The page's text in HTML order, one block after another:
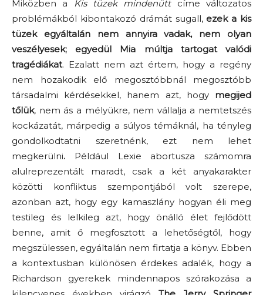
Miközben a Kis tüzek mindenüttcíme változatos
problémákból kibontakozó drámát sugall, ezek a kis
tüzek egyáltalán nem annyira vadak, nem olyan
veszélyesek;
egyedül Mia múltja tartogat valódi
tragédiákat. Ezalatt nem azt értem, hogy a regény
nem hozakodik elő megosztóbbnál megosztóbb
társadalmi kérdésekkel, hanem azt, hogy megijed
tőlük, nem ás a mélyükre, nem vállalja a nemtetszés
kockázatát, márpedig a súlyos témáknál, ha tényleg
gondolkodtatni szeretnénk, ezt nem lehet
megkerülni. Például Lexie abortusza számomra
alulreprezentált maradt, csak a két anyakarakter
közötti konfliktus szempontjából volt szerepe,
azonban azt, hogy egy kamaszlány hogyan éli meg
testileg és lelkileg azt, hogy önálló élet fejlődött
benne, amit ő megfosztott a lehetőségtől, hogy
megszülessen, egyáltalán nem firtatja a könyv. Ebben
a kontextusban különösen érdekes adalék, hogy a
Richardson gyerekek mindennapos szórakozása a